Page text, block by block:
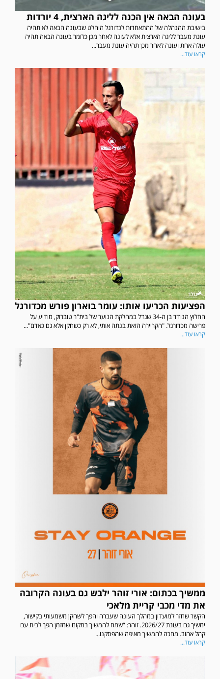
בעונה הבאה אין הכנה לליגה הארצית, 4 יורדות
בישיבת ההנהלה של ההתאחדות לכדורגל הוחלט שבעונה הבאה לא תהיה
עונת מעבר לליגה הארצית אלא לעונה לאחר מכן כלומר בעונה הבאה תהיה
עולה אחת ועונה לאחר מכן תהיה עונת מעבר...
קראו עוד...
הפציעות הכריעו אותו: עומר בוארון פורש מכדורגל
החלוץ הנודד בן ה-34 שגדל במחלקת הנוער של בית"ר טוברוק, מודיע על
פרישה מכדורגל. "הקריירה הזאת בנתה אותי, לא רק כשחקן אלא גם כאדם"...
קראו עוד...
ממשיך בכתום: אורי זוהר ילבש גם בעונה הקרובה
את מדי מכבי קריית מלאכי
הקשר שחזר למועדון במהלך העונה שעברה והפך לשחקן משמעותי בקישור,
ימשיך גם בעונת 2026/27. זוהר: “שמח להמשיך במקום שמזמן הפך לבית עם
קהל אהוב. מחכה להמשיך מאיפה שהפסקנו...
קראו עוד...